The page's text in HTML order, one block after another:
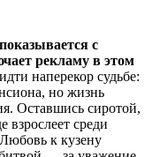
с
рекламу в этом
наперекор судьбе:
но жизнь
Оставшись сиротой,
взрослеет среди
к кузену